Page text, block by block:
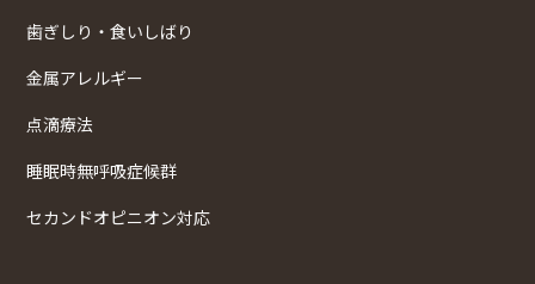
歯ぎしり・食いしばり
金属アレルギー
点滴療法
睡眠時無呼吸症候群
セカンドオピニオン対応